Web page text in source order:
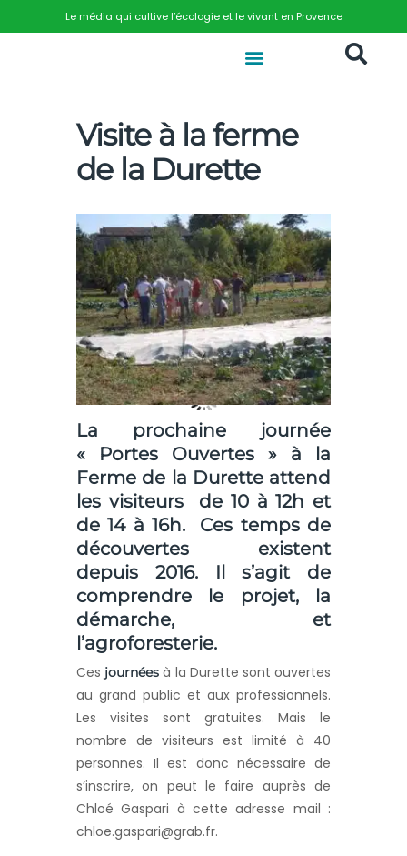
Le média qui cultive l’écologie et le vivant en Provence
Visite à la ferme
de la Durette
La prochaine journée
« Portes Ouvertes » à la
Ferme de la Durette attend
les visiteurs de 10 à 12h et
de 14 à 16h. Ces temps de
découvertes existent
depuis 2016. Il s’agit de
comprendre le projet, la
démarche, et
l’agroforesterie.
Ces journées à la Durette sont ouvertes
au grand public et aux professionnels.
Les visites sont gratuites. Mais le
nombre de visiteurs est limité à 40
personnes. Il est donc nécessaire de
s’inscrire, on peut le faire auprès de
Chloé Gaspari à cette adresse mail :
chloe.gaspari@grab.fr.